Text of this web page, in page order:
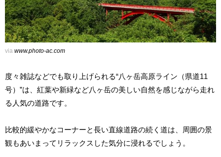
via www.photo-ac.com
度々雑誌などでも取り上げられる“八ヶ岳高原ライン（県道11
号）”は、紅葉や新緑など八ヶ岳の美しい自然を感じながら走れ
る人気の道路です。
比較的緩やかなコーナーと長い直線道路の続く道は、周囲の景
観もあいまってリラックスした気分に浸れるでしょう。